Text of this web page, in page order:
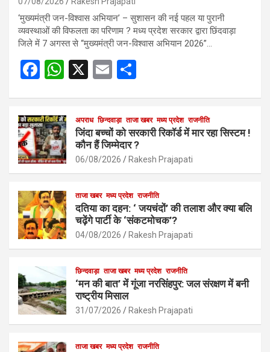
‘मुख्यमंत्री जन-विश्वास अभियान’ – सुशासन की नई पहल या पुरानी
व्यवस्थाओं की विफलता का परिणाम ? मध्य प्रदेश सरकार द्वारा छिंदवाड़ा
जिले में 7 अगस्त से “मुख्यमंत्री जन-विश्वास अभियान 2026”…
F
b
o
o
k
W
s
A
p
p
X
E
e
अपराध छिन्दवाड़ा ताजा खबर मध्य प्रदेश राजनीति
जिंदा बच्चों को सरकारी रिकॉर्ड में मार रहा सिस्टम !
कौन हैं जिम्मेदार ?
06/08/2026 Rakesh Prajapati
ताजा खबर मध्य प्रदेश राजनीति
दतिया का दहन: ‘ जयचंदों’ की तलाश और क्या बलि
चढ़ेंगे पार्टी के ‘संकटमोचक’?
04/08/2026 Rakesh Prajapati
छिन्दवाड़ा ताजा खबर मध्य प्रदेश राजनीति
‘मन की बात’ में गूंजा नरसिंहपुर: जल संरक्षण में बनी
राष्ट्रीय मिसाल
31/07/2026 Rakesh Prajapati
ताजा खबर मध्य प्रदेश राजनीति